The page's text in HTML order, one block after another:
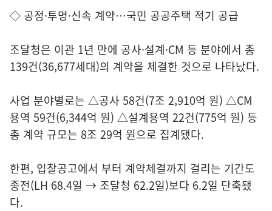
◇ 공정·투명·신속 계약…국민 공공주택 적기 공급
조달청은 이관 1년 만에 공사·설계·CM 등 분야에서 총
139건(36,677세대)의 계약을 체결한 것으로 나타났다.
사업 분야별로는 △공사 58건(7조 2,910억 원) △CM
용역 59건(6,344억 원) △설계용역 22건(775억 원) 등
총 계약 규모는 8조 29억 원으로 집계됐다.
한편, 입찰공고에서 부터 계약체결까지 걸리는 기간도
종전(LH 68.4일 → 조달청 62.2일)보다 6.2일 단축됐
다.